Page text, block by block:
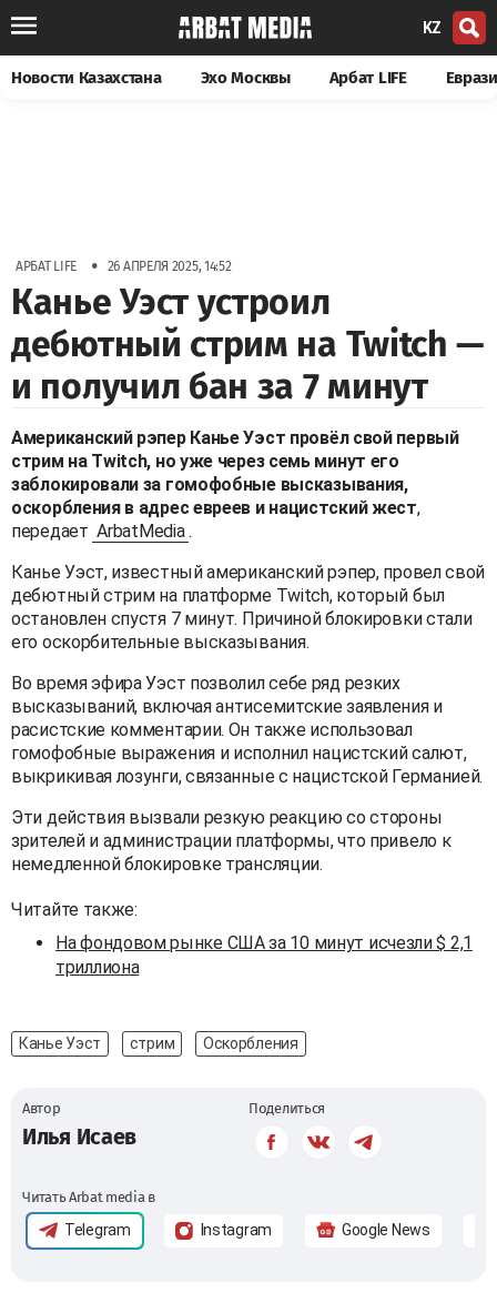
KZ
Новости Казахстана Эхо Москвы Арбат LIFE
АРБАТ LIFE • 26 АПРЕЛЯ 2025, 14:52
Канье Уэст устроил
дебютный стрим на Twitch —
и получил бан за 7 минут
Американский рэпер Канье Уэст провёл свой первый
стрим на Twitch, но уже через семь минут его
заблокировали за гомофобные высказывания,
оскорбления в адрес евреев и нацистский жест,
передает ArbatMedia .
Канье Уэст, известный американский рэпер, провел свой
дебютный стрим на платформе Twitch, который был
остановлен спустя 7 минут. Причиной блокировки стали
его оскорбительные высказывания.
Во время эфира Уэст позволил себе ряд резких
высказываний, включая антисемитские заявления и
расистские комментарии. Он также использовал
гомофобные выражения и исполнил нацистский салют,
выкрикивая лозунги, связанные с нацистской Германией.
Эти действия вызвали резкую реакцию со стороны
зрителей и администрации платформы, что привело к
немедленной блокировке трансляции.
Читайте также:
На фондовом рынке США за 10 минут исчезли $ 2,1
триллиона
Канье Уэст стрим Оскорбления
Автор
Илья Исаев
Поделиться
Читать Arbat media в
Telegram Instagram Google News